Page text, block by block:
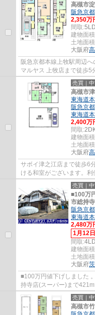
高槻市
阪急京
2,350万
間取:
建物面
土地面
大阪府
阪急京都本線上牧駅周辺
マルヤス 上牧店まで徒歩5
る、5LDKの物件です。セ
売買｜
高槻市
東海道
阪急京
東海道
2,400万
間取:
建物面
土地面
大阪府
サボイ津之江店まで徒歩6
ける和室がございます。
ださいませ。建物面積
売買｜
■100万
市総持
阪急京
東海道
2,480万
1月12
間取:
建物面
土地面
大阪府
■100万円値下げしました
持寺店(スーパー)まで
探しの方は、便利な価格
売買｜
高槻市